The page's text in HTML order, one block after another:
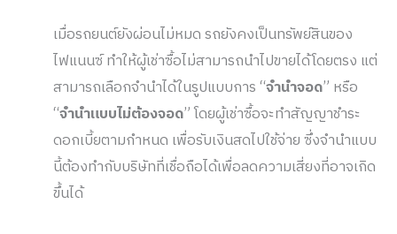
เมื่อรถยนต์ยังผ่อนไม่หมด รถยังคงเป็นทรัพย์สินของ
ไฟแนนซ์ ทำให้ผู้เช่าซื้อไม่สามารถนำไปขายได้โดยตรง แต่
สามารถเลือกจำนำได้ในรูปแบบการ “จำนำจอด” หรือ
“จำนำแบบไม่ต้องจอด” โดยผู้เช่าซื้อจะทำสัญญาชำระ
ดอกเบี้ยตามกำหนด เพื่อรับเงินสดไปใช้จ่าย ซึ่งจำนำแบบ
นี้ต้องทำกับบริษัทที่เชื่อถือได้เพื่อลดความเสี่ยงที่อาจเกิด
ขึ้นได้